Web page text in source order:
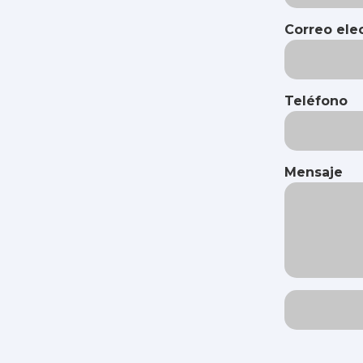
Correo
Teléfono
Mensaje